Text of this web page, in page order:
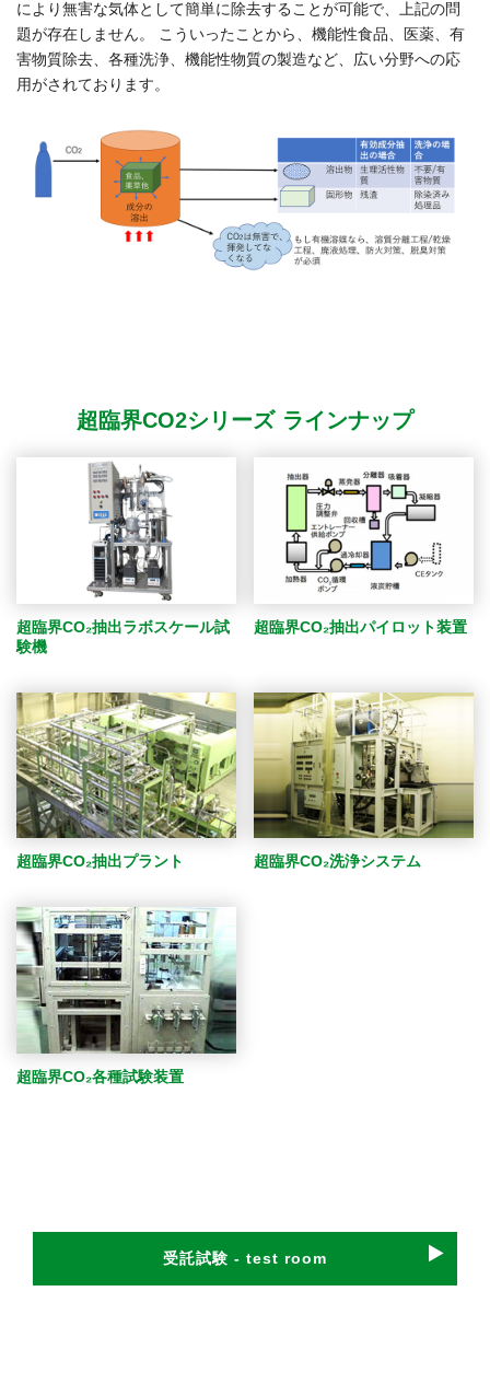
により無害な気体として簡単に除去することが可能で、上記の問
題が存在しません。 こういったことから、機能性食品、医薬、有
害物質除去、各種洗浄、機能性物質の製造など、広い分野への応
用がされております。
超臨界CO2シリーズ ラインナップ
超臨界CO₂抽出ラボスケール試
験機
超臨界CO₂抽出パイロット装置
超臨界CO₂抽出プラント 超臨界CO₂洗浄システム
超臨界CO₂各種試験装置
受託試験 - test room